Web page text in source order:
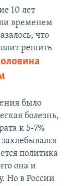
10 лет
временем
что
решить
было
болезнь,
к 5-7%
политика
она и
Но в России